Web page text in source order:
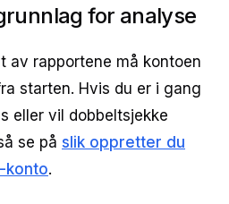
for analyse
av rapportene må kontoen
starten. Hvis du er i gang
eller vil dobbeltsjekke
se på slik oppretter du
konto.